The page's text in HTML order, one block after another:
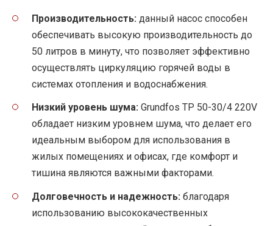
Производительность: данный насос способен
обеспечивать высокую производительность до
50 литров в минуту, что позволяет эффективно
осуществлять циркуляцию горячей воды в
системах отопления и водоснабжения.
Низкий уровень шума: Grundfos TP 50-30/4 220V
обладает низким уровнем шума, что делает его
идеальным выбором для использования в
жилых помещениях и офисах, где комфорт и
тишина являются важными факторами.
Долговечность и надежность: благодаря
использованию высококачественных